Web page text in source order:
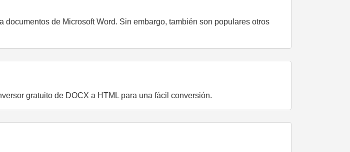
de Microsoft Word. Sin embargo, también son populares otros
gratuito de DOCX a HTML para una fácil conversión.